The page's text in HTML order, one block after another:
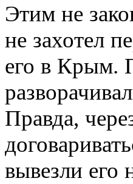
Этим не
не захотел
его в Крым.
Правда,
вывезли его